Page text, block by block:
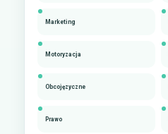
Marketing
Motoryzacja
Obcojęzyczne
Prawo